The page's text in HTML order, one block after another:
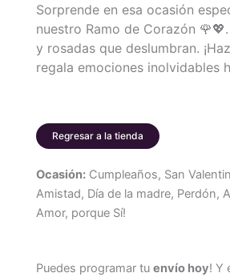
con
Rosas
Fucsias
y
cantidad
Sorprende en esa ocasión
nuestro Ramo de Corazón
y rosadas que deslumbran.
regala emociones inolvidables
Regresar a la tienda
Ocasión: Cumpleaños, San
Amistad, Día de la madre, Perdón,
Amor, porque Sí!
Puedes programar tu envío hoy! Y